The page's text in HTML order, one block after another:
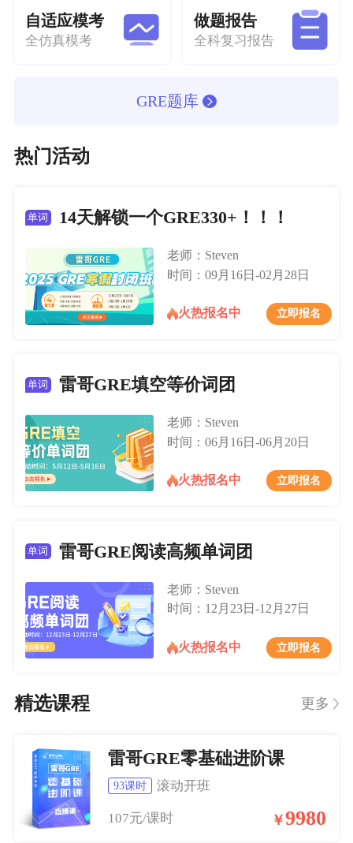
自适应模考
全仿真模考
做题报告
全科复习报告
GRE题库
热门活动
单词 14天解锁一个GRE330+！！！
老师：Steven
时间：09月16日-02月28日
火热报名中 立即报名
单词 雷哥GRE填空等价词团
老师：Steven
时间：06月16日-06月20日
火热报名中 立即报名
单词 雷哥GRE阅读高频单词团
老师：Steven
时间：12月23日-12月27日
火热报名中 立即报名
精选课程 更多
雷哥GRE零基础进阶课
93课时 滚动开班
107元/课时 ￥9980